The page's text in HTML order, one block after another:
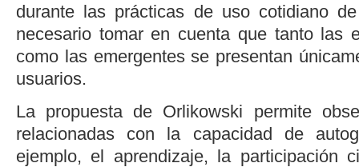
durante las prácticas de uso cotidiano
necesario tomar en cuenta que tanto las
como las emergentes se presentan
usuarios.
La propuesta de Orlikowski permite
relacionadas con la capacidad de
ejemplo, el aprendizaje, la participación